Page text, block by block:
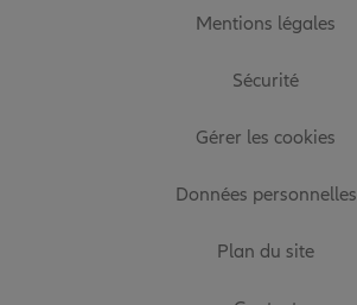
Mentions légales
Sécurité
Gérer les cookies
Données personnelles
Plan du site